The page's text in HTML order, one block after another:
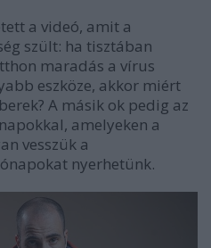
a videó, amit a
szült: ha tisztában
maradás a vírus
eszköze, akkor miért
A másik ok pedig az
amelyeken a
vesszük a
nyerhetünk.